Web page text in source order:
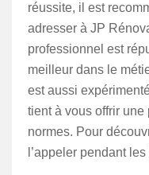
réussite, il est
adresser à JP
professionnel est
meilleur dans le
est aussi
tient à vous offrir
normes. Pour
l’appeler pendant